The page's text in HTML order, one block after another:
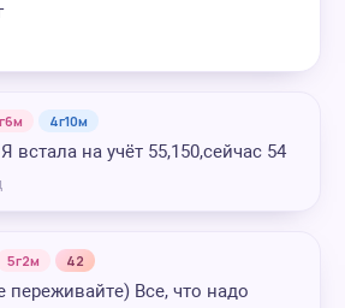
4г10м
Я встала на учёт 55,150,сейчас 54
5г2м 42
переживайте) Все, что надо